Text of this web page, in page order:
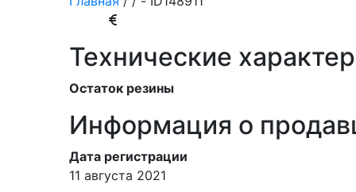
Технические
Остаток резины
Информация о
Дата регистрации
11 августа 2021